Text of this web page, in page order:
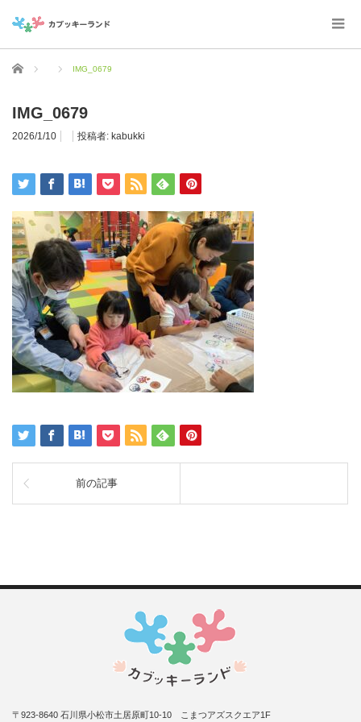
ホーム IMG_0679
IMG_0679
2026/1/10 投稿者: kabukki
前の記事
〒923-8640 石川県小松市土居原町10-10 こまつアズスクエア1F